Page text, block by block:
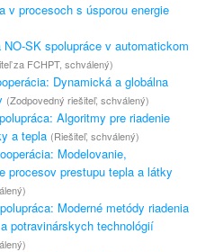
v procesoch s úsporou energie
NO-SK spolupráce v automatickom
za FCHPT, schválený)
Dynamická a globálna
(Zodpovedný riešiteľ, schválený)
Algoritmy pre riadenie
a tepla (Riešiteľ, schválený)
Modelovanie,
procesov prestupu tepla a látky
Moderné metódy riadenia
potravinárskych technológií